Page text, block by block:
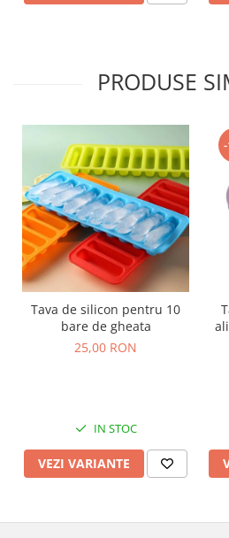
PRODUSE
Tava de silicon pentru 10
bare de gheata
25,00 RON
IN STOC
VEZI VARIANTE